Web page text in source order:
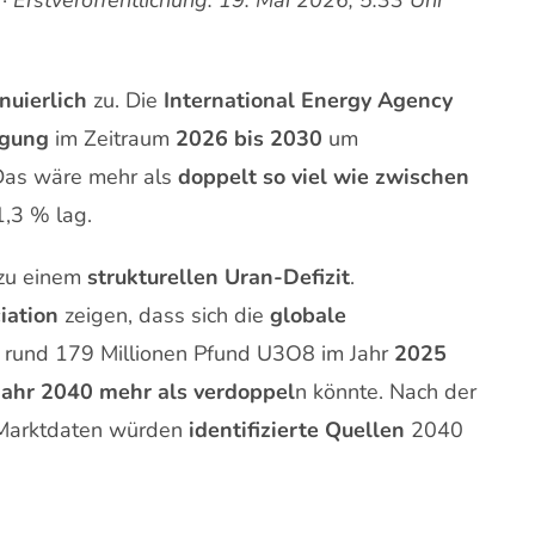
zu. Die International Energy Agency
im Zeitraum 2026 bis 2030 um
wäre mehr als doppelt so viel wie zwischen
% lag.
einem strukturellen Uran-Defizit.
zeigen, dass sich die globale
rund 179 Millionen Pfund U3O8 im Jahr 2025
2040 mehr als verdoppeln könnte. Nach der
würden identifizierte Quellen 2040